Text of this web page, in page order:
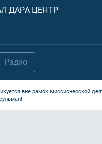
ДАРА ЦЕНТР
Радио
вне рамок миссионерской